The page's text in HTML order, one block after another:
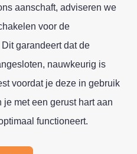
aanschaft, adviseren we
voor de
garandeert dat de
nauwkeurig is
voordat je deze in gebruik
met een gerust hart aan
functioneert.